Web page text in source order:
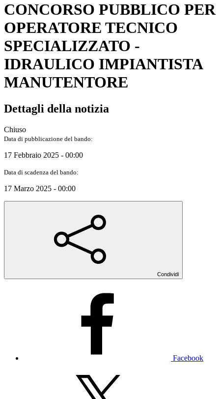
CONCORSO PUBBLICO PER
OPERATORE TECNICO
SPECIALIZZATO -
IDRAULICO IMPIANTISTA
MANUTENTORE
Dettagli della notizia
Chiuso
Data di pubblicazione del bando:
17 Febbraio 2025 - 00:00
Data di scadenza del bando:
17 Marzo 2025 - 00:00
Condividi
Facebook